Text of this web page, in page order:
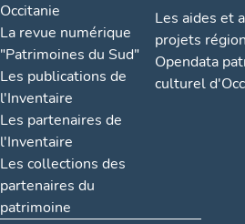
Occitanie
La revue numérique
"Patrimoines du Sud"
Les publications de
l'Inventaire
Les partenaires de
l'Inventaire
Les collections des
partenaires du
patrimoine
Les aides et
projets
Opendata
culturel